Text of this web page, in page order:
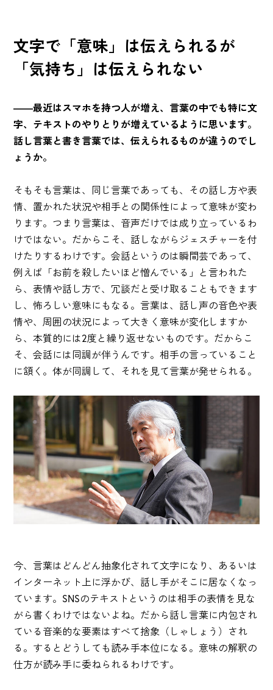
文字で「意味」は伝えられるが
「気持ち」は伝えられない
――最近はスマホを持つ人が増え、言葉の中でも特に文
字、テキストのやりとりが増えているように思います。
話し言葉と書き言葉では、伝えられるものが違うのでし
ょうか。
そもそも言葉は、同じ言葉であっても、その話し方や表
情、置かれた状況や相手との関係性によって意味が変わ
ります。つまり言葉は、音声だけでは成り立っているわ
けではない。だからこそ、話しながらジェスチャーを付
けたりするわけです。会話というのは瞬間芸であって、
例えば「お前を殺したいほど憎んでいる」と言われた
ら、表情や話し方で、冗談だと受け取ることもできます
し、怖ろしい意味にもなる。言葉は、話し声の音色や表
情や、周囲の状況によって大きく意味が変化しますか
ら、本質的には2度と繰り返せないものです。だからこ
そ、会話には同調が伴うんです。相手の言っていること
に頷く。体が同調して、それを見て言葉が発せられる。
今、言葉はどんどん抽象化されて文字になり、あるいは
インターネット上に浮かび、話し手がそこに居なくなっ
ています。SNSのテキストというのは相手の表情を見な
がら書くわけではないよね。だから話し言葉に内包され
ている音楽的な要素はすべて捨象（しゃしょう）され
る。するとどうしても読み手本位になる。意味の解釈の
仕方が読み手に委ねられるわけです。